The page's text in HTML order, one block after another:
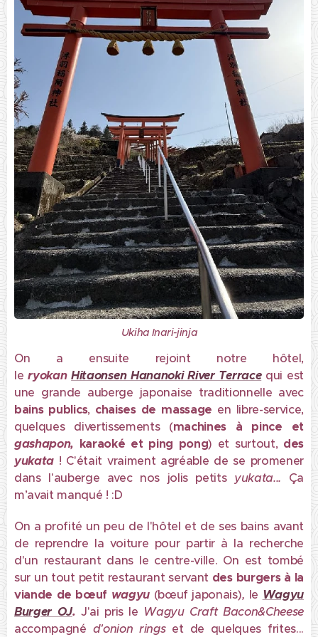
Ukiha Inari-jinja
On a ensuite rejoint notre hôtel,
leryokanHitaonsen Hananoki River Terrace qui est
une grande auberge japonaise traditionnelle avec
bains publics, chaises de massage en libre-service,
quelques divertissements (machines à pince et
gashapon, karaoké et ping pong) et surtout, des
yukata ! C'était vraiment agréable de se promener
dans l'auberge avec nos jolis petits yukata... Ça
m’avait manqué ! :D
On a profité un peu de l'hôtel et de ses bains avant
de reprendre la voiture pour partir à la recherche
d'un restaurant dans le centre-ville. On est tombé
sur un tout petit restaurant servant des burgers à la
viande de bœuf wagyu (bœuf japonais), le Wagyu
Burger OJ. J'ai pris le Wagyu Craft Bacon&Cheese
accompagné d'onion ringset de quelques frites...